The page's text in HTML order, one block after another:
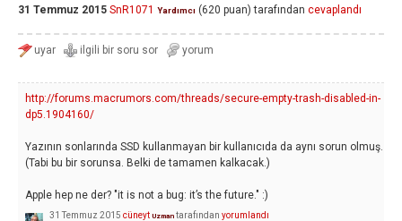
31 Temmuz 2015 SnR1071 Yardımcı (620 puan) tarafından cevaplandı
http://forums.macrumors.com/threads/secure-empty-trash-disabled-in-
dp5.1904160/
Yazının sonlarında SSD kullanmayan bir kullanıcıda da aynı sorun olmuş.
(Tabi bu bir sorunsa. Belki de tamamen kalkacak.)
Apple hep ne der? "it is not a bug: it’s the future." :)
31 Temmuz 2015 cüneyt Uzman tarafından yorumlandı